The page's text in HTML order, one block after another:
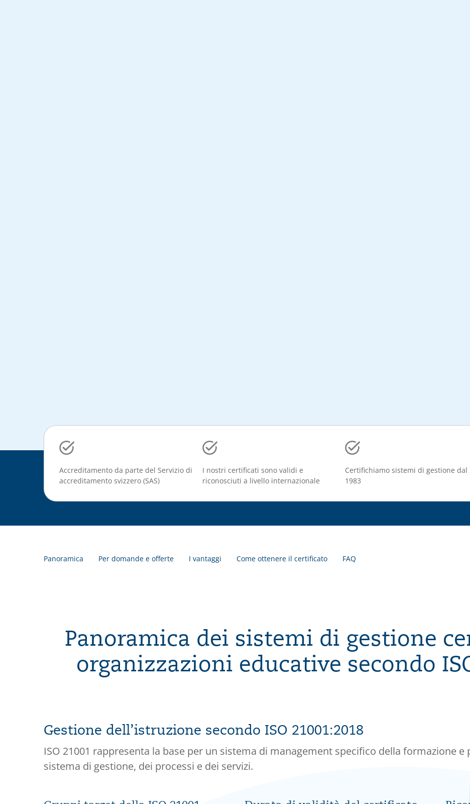
Accreditamento da parte del Servizio di
accreditamento svizzero (SAS)
I nostri certificati sono validi e
riconosciuti a livello internazionale
Certifichiamo sistemi di gestione dal
1983
Panoramica Per domande e offerte I vantaggi Come ottenere il certificato FAQ
Panoramica dei sistemi di gestione
organizzazioni educative secondo
Gestione dell’istruzione secondo ISO 21001:2018
ISO 21001 rappresenta la base per un sistema di management specifico della formazione
sistema di gestione, dei processi e dei servizi.